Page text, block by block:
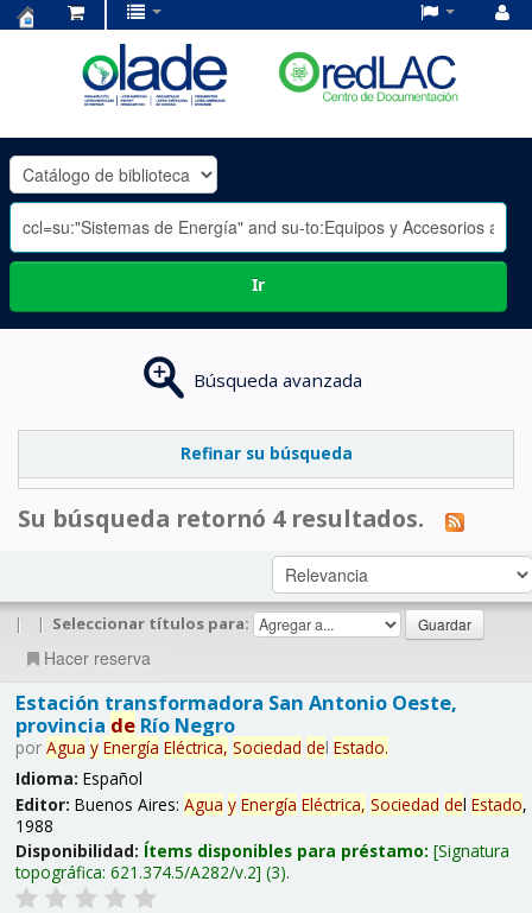
OLADE
-
Ir
Búsqueda avanzada
Refinar su búsqueda
Su búsqueda retornó 4 resultados.
| | Seleccionar títulos para:
Hacer reserva
Estación transformadora San Antonio Oeste,
provincia deRío Negro
por Agua y Energía Eléctrica, Sociedad del Estado.
Idioma: Español
Editor: Buenos Aires: Agua y Energía Eléctrica, Sociedad del Estado,
1988
Disponibilidad: Ítems disponibles para préstamo: Signatura
topográfica: 621.374.5/A282/v.2 (3).